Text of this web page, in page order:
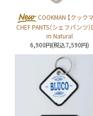
COOKMAN 【クック
CHEF PANTS（シェフパンツ）
m Natural
6,900円(税込7,590円)